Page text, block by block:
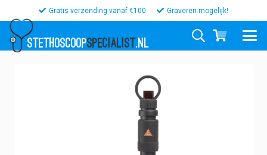
Gratis verzending vanaf €100 Graveren mogelijk!
STETHOSCOOPSPECIALIST.NL